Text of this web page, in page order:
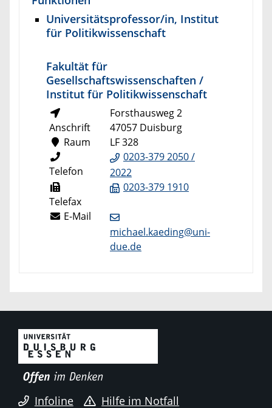
Universitätsprofessor/in, Institut
für Politikwissenschaft
Fakultät für
Gesellschaftswissenschaften /
Institut für Politikwissenschaft
Anschrift
Forsthausweg 2
47057 Duisburg
Raum
LF 328
Telefon
0203-379 2050 /
2022
Telefax
0203-379 1910
E-Mail
michael.kaeding@uni-
due.de
Infoline Hilfe im Notfall